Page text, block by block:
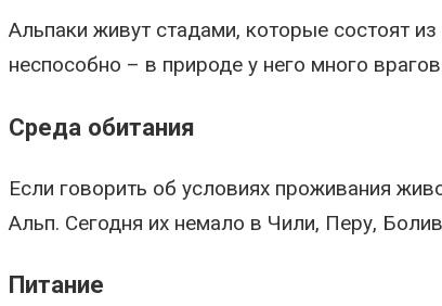
Альпаки живут стадами, которые состоят
неспособно – в природе у него много
Среда обитания
Если говорить об условиях проживания
Альп. Сегодня их немало в Чили, Перу,
Питание